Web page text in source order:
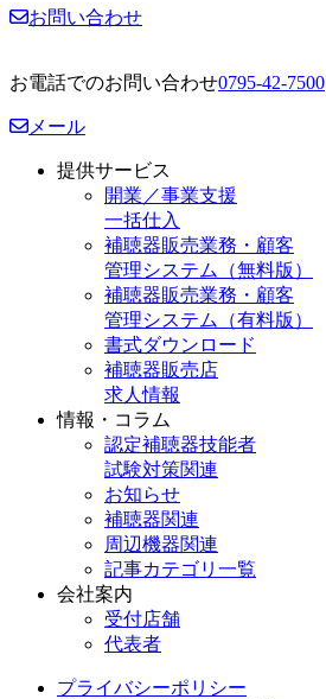
お問い合わせ
お電話でのお問い合わせ0795-42-7500
メール
提供サービス
開業／事業支援
一括仕入
補聴器販売業務・顧客
管理システム（無料版）
補聴器販売業務・顧客
管理システム（有料版）
書式ダウンロード
補聴器販売店
求人情報
情報・コラム
認定補聴器技能者
試験対策関連
お知らせ
補聴器関連
周辺機器関連
記事カテゴリ一覧
会社案内
受付店舗
代表者
プライバシーポリシー